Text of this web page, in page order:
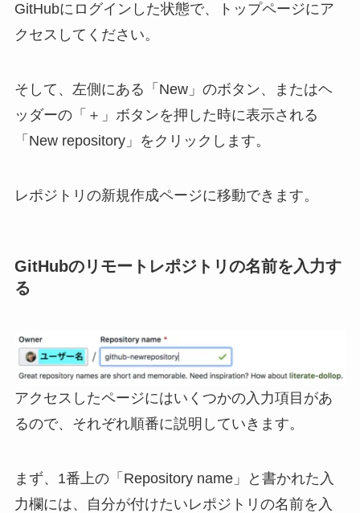
GitHubにログインした状態で、トップページにア
クセスしてください。
そして、左側にある「New」のボタン、またはヘ
ッダーの「＋」ボタンを押した時に表示される
「New repository」をクリックします。
レポジトリの新規作成ページに移動できます。
GitHubのリモートレポジトリの名前を入力す
る
アクセスしたページにはいくつかの入力項目があ
るので、それぞれ順番に説明していきます。
まず、1番上の「Repository name」と書かれた入
力欄には、自分が付けたいレポジトリの名前を入